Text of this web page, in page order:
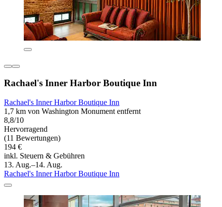
Rachael's Inner Harbor Boutique Inn
Rachael's Inner Harbor Boutique Inn
1,7 km von Washington Monument entfernt
8,8/10
Hervorragend
(11 Bewertungen)
194 €
inkl. Steuern & Gebühren
13. Aug.–14. Aug.
Rachael's Inner Harbor Boutique Inn